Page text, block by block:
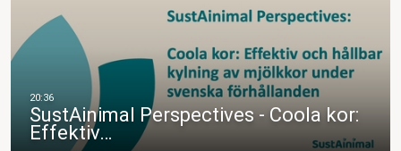
SustAinimal Perspectives - Coola kor:
Effektiv…